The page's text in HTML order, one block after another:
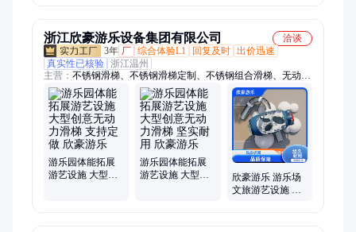
浙江欣豪游乐设备集团有限公司
洽谈
3年 厂 综合体验L1 回复及时 出价迅速
真实性已核验 浙江温州
主营： 不锈钢滑梯、不锈钢滑梯定制、不锈钢组合滑梯、无动力
游乐设备、户外游乐设备、户外大型游乐设备、儿童户外游乐设
施、大型户外鲨鱼造型滑梯、户外大型儿童滑滑梯、户外太空舱
组合、木质滑梯、摇马摇摇乐、户外非标定制
游乐园体能拓展
游艺设施 大型创
游乐园体能拓展
游艺设施 大型创
欣豪游乐 游乐场
文旅游艺设施 大